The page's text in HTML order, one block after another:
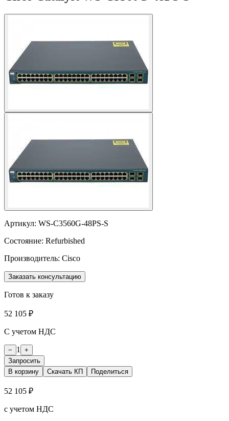
Артикул: WS-C3560G-48PS-S
Состояние: Refurbished
Производитель: Cisco
Заказать консультацию
Готов к заказу
52 105 ₽
С учетом НДС
− 1
+
Запросить
В корзину
Скачать КП Поделиться
52 105 ₽
с учетом НДС